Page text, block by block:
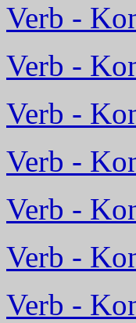
Verb -
Verb -
Verb -
Verb -
Verb -
Verb -
Verb -